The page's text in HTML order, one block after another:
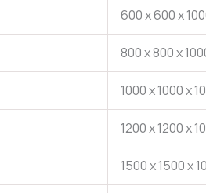
600 x 600 x
800 x 800 x
1000 x 1000 x
1200 x 1200 x
1500 x 1500 x